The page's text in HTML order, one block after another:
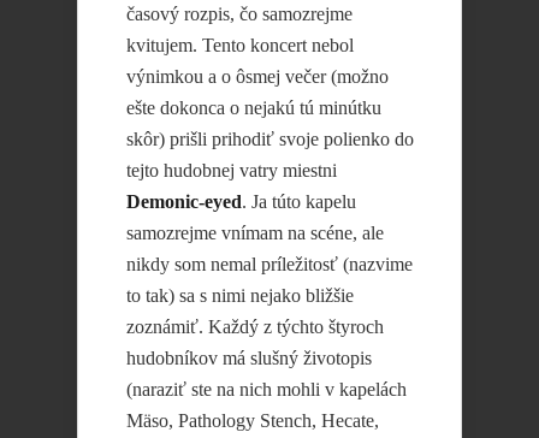
časový rozpis, čo samozrejme
kvitujem. Tento koncert nebol
výnimkou a o ôsmej večer (možno
ešte dokonca o nejakú tú minútku
skôr) prišli prihodiť svoje polienko do
tejto hudobnej vatry miestni
Demonic-eyed. Ja túto kapelu
samozrejme vnímam na scéne, ale
nikdy som nemal príležitosť (nazvime
to tak) sa s nimi nejako bližšie
zoznámiť. Každý z týchto štyroch
hudobníkov má slušný životopis
(naraziť ste na nich mohli v kapelách
Mäso, Pathology Stench, Hecate,